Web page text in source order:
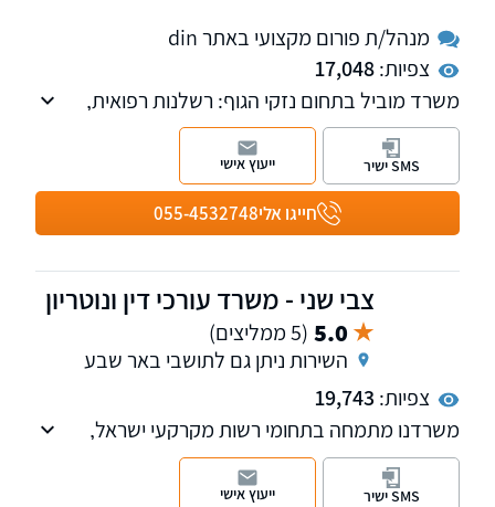
מנהל/ת פורום מקצועי באתר din
צפיות:17,048
משרד מוביל בתחום נזקי הגוף: רשלנות רפואית,
תאונות עבודה, תאונות דרכים, מימוש זכויות
ותביעות ביטוח. עורך דין אופיר בן משה מנהל פורום
רשלנות ברפואת משפחה וילדים באתר.
חייגו אלי055-4532748
SMS ישיר ייעוץ אישי
צבי שני - משרד עורכי דין ונוטריון
5.0 (5 ממליצים)
השירות ניתן גם לתושבי באר שבע
צפיות: 19,743
משרדנו מתמחה בתחומי רשות מקרקעי ישראל,
המגזר החקלאי, דיני מושבים וקיבוצים, מקרקעין,
צוואות וירושות ומשפט מסחרי על כל רבדיו.
SMS ישיר ייעוץ אישי